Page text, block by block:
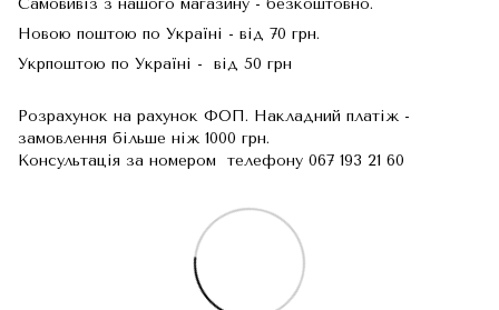
Самовивіз з нашого магазину - безкоштовно.
Новою поштою по Україні - від 70 грн.
Укрпоштою по Україні - від 50 грн
Розрахунок на рахунок ФОП. Накладний платіж -
замовлення більше ніж 1000 грн.
Консультація за номером телефону 067 193 21 60